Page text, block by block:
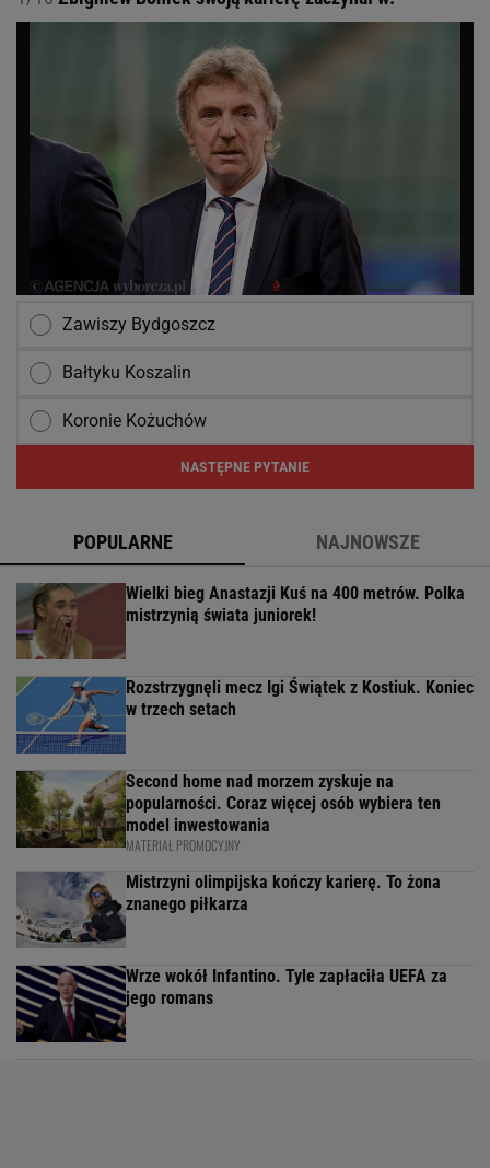
Zawiszy Bydgoszcz
Bałtyku Koszalin
Koronie Kożuchów
NASTĘPNE PYTANIE
POPULARNE NAJNOWSZE
Wielki bieg Anastazji Kuś na 400 metrów. Polka
mistrzynią świata juniorek!
Rozstrzygnęli mecz Igi Świątek z Kostiuk. Koniec
w trzech setach
Second home nad morzem zyskuje na
popularności. Coraz więcej osób wybiera ten
model inwestowania
MATERIAŁ PROMOCYJNY
Mistrzyni olimpijska kończy karierę. To żona
znanego piłkarza
Wrze wokół Infantino. Tyle zapłaciła UEFA za
jego romans